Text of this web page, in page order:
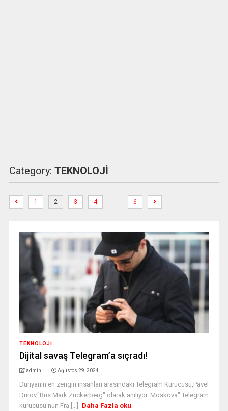
Category: TEKNOLOJİ
1 2 3 4 … 6
TEKNOLOJİ
Dijital savaş Telegram’a sıçradı!
admin Ağustos 29, 2024
Dünyanın en zengin insanları arasındaki Telegram Kurucusu,Pavel
Durov,"Rus Mark Zuckerberg" olarak anılıyor. Moskova" Telegram
kurucusu'nun Fra [...]
Daha Fazla oku